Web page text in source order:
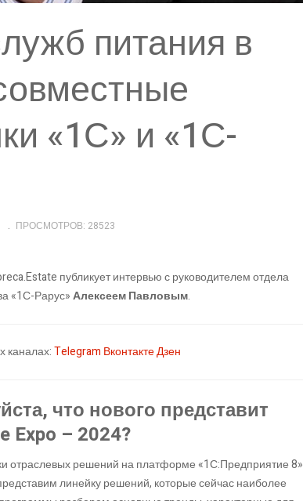
питания в
«1С» и «1С-
ПРОСМОТРОВ: 28523
публикует интервью с руководителем отдела
«1С-Рарус»Алексеем Павловым.
каналах:Telegram ВконтактеДзен
что нового представит
Expo – 2024?
отраслевых решений на платформе «1С:Предприятие 8»
линейку решений, которые сейчас наиболее